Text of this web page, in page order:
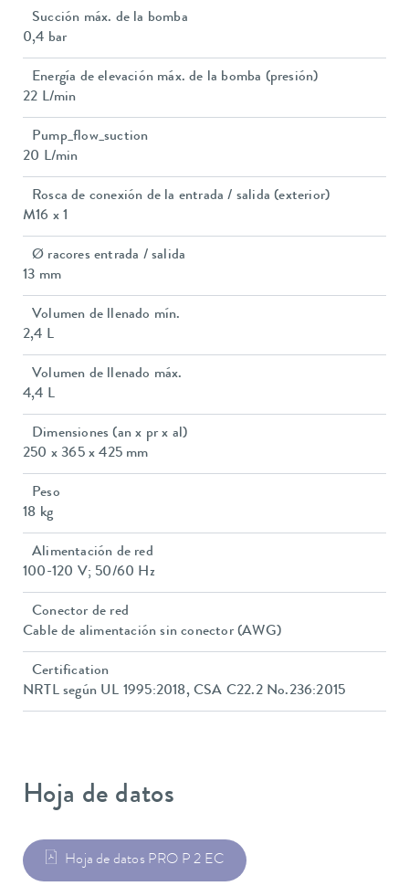
Succión máx. de la bomba
0,4 bar
Energía de elevación máx. de la bomba (presión)
22 L/min
Pump_flow_suction
20 L/min
Rosca de conexión de la entrada / salida (exterior)
M16 x 1
Ø racores entrada / salida
13 mm
Volumen de llenado mín.
2,4 L
Volumen de llenado máx.
4,4 L
Dimensiones (an x pr x al)
250 x 365 x 425 mm
Peso
18 kg
Alimentación de red
100-120 V; 50/60 Hz
Conector de red
Cable de alimentación sin conector (AWG)
Certification
NRTL según UL 1995:2018, CSA C22.2 No.236:2015
Hoja de datos
Hoja de datos PRO P 2 EC